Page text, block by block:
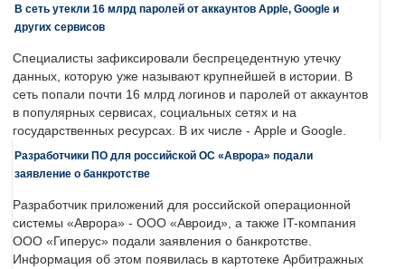
В сеть утекли 16 млрд паролей от аккаунтов Apple, Google и
других сервисов
Специалисты зафиксировали беспрецедентную утечку
данных, которую уже называют крупнейшей в истории. В
сеть попали почти 16 млрд логинов и паролей от аккаунтов
в популярных сервисах, социальных сетях и на
государственных ресурсах. В их числе - Apple и Google.
Разработчики ПО для российской ОС «Аврора» подали
заявление о банкротстве
Разработчик приложений для российской операционной
системы «Аврора» - ООО «Авроид», а также IT-компания
ООО «Гиперус» подали заявления о банкротстве.
Информация об этом появилась в картотеке Арбитражных